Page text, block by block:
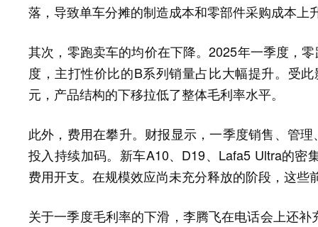
落，导致单车分摊的制造成本和零部件采购成本上
其次，零跑卖车的均价在下降。2025年一季度，
度，主打性价比的B系列销量占比大幅提升。受
元，产品结构的下移拉低了整体毛利率水平。
此外，费用在攀升。财报显示，一季度销售、管
投入持续加码。新车A10、D19、Lafa5 Ultra的
费用开支。在规模效应尚未充分释放的阶段，这些
关于一季度毛利率的下滑，李腾飞在电话会上还